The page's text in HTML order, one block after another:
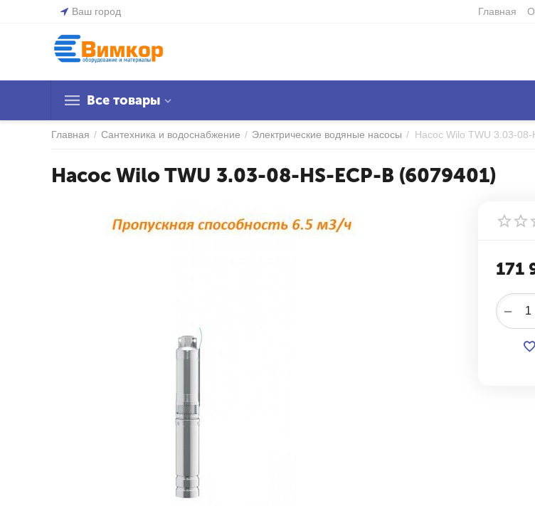
Ваш город Главная О
Все товары
Главная / Сантехника и водоснабжение / Электрические водяные насосы /
Насос Wilo TWU 3.03-08-HS-ECP-B (6079401)
171
−